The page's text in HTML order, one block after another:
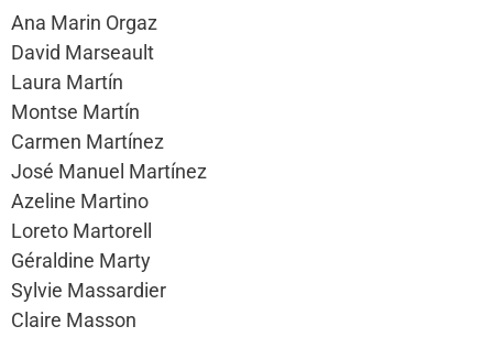
Ana Marin Orgaz
David Marseault
Laura Martín
Montse Martín
Carmen Martínez
José Manuel Martínez
Azeline Martino
Loreto Martorell
Géraldine Marty
Sylvie Massardier
Claire Masson